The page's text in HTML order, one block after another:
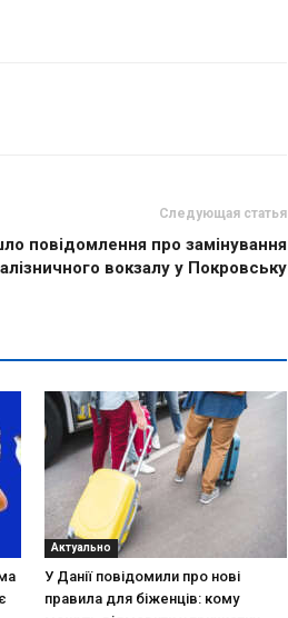
Следующая статья
повідомлення про замінування
вокзалу у Покровську
Актуально
У Данії повідомили про нові
правила для біженців: кому